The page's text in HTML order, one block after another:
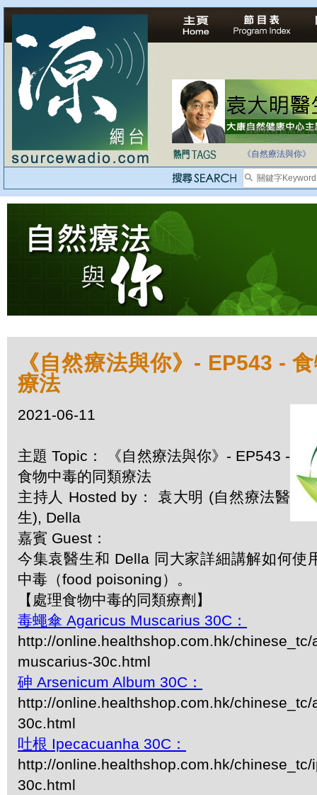
自家教育合法化-
《自然療法與你》
《自然療法與你》- EP543 -
療法
2021-06-11
主題 Topic： 《自然療法與你》- EP543 -
食物中毒的同類療法
主持人 Hosted by： 袁大明 (自然療法醫
生), Della
嘉賓 Guest：
今集袁醫生和 Della 同大家詳細講解如何使
中毒（food poisoning）。
【處理食物中毒的同類療劑】
毒蠅傘 Agaricus Muscarius 30C：
http://online.healthshop.com.hk/chinese_tc/
muscarius-30c.html
砷 Arsenicum Album 30C：
http://online.healthshop.com.hk/
30c.html
吐根 Ipecacuanha 30C：
http://online.healthshop.com.hk/chinese_tc/
30c.html